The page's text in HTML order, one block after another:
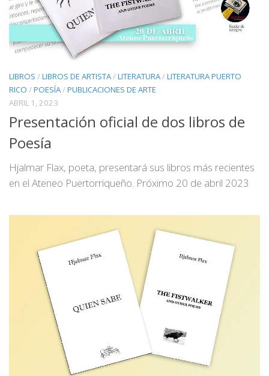
LIBROS /LIBROS DE ARTISTA /LITERATURA /LITERATURA PUERTO
RICO /POESÍA /PUBLICACIONES DE ARTE
ABRIL 1, 2023
Presentación oficial de dos libros de
Poesía
Hjalmar Flax, poeta, presentará sus libros más recientes
en el Ateneo Puertorriqueño. Próximo 20 de abril 2023